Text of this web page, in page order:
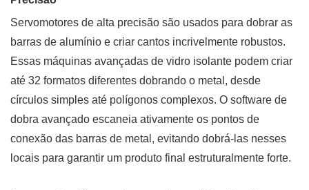
Servomotores de alta precisão são usados ​​para dobrar as
barras de alumínio e criar cantos incrivelmente robustos.
Essas máquinas avançadas de vidro isolante podem criar
até 32 formatos diferentes dobrando o metal, desde
círculos simples até polígonos complexos. O software de
dobra avançado escaneia ativamente os pontos de
conexão das barras de metal, evitando dobrá-las nesses
locais para garantir um produto final estruturalmente forte.